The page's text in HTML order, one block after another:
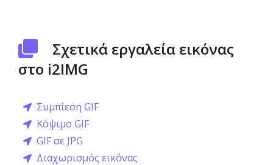
Σχετικά εργαλεία εικόνας
στο i2IMG
Συμπίεση GIF
Κόψιμο GIF
GIF σε JPG
Διαχωρισμός εικόνας